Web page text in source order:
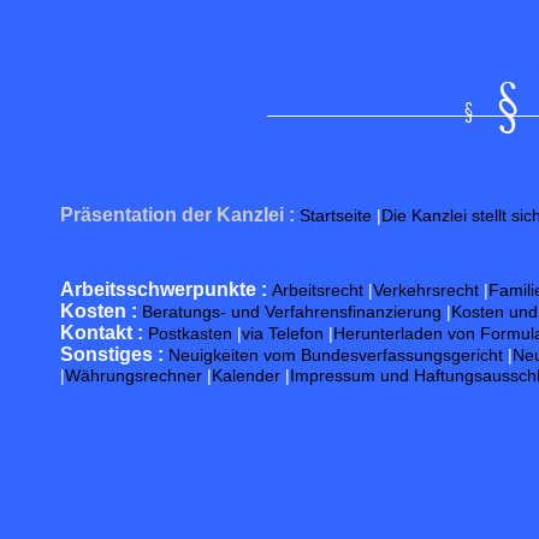
Präsentation der Kanzlei : Startseite |Die Kanzlei stellt
Arbeitsschwerpunkte : Arbeitsrecht |Verkehrsrecht |
Kosten : Beratungs- und Verfahrensfinanzierung |Kosten
Kontakt : Postkasten |via Telefon |Herunterladen von
Sonstiges : Neuigkeiten vom Bundesverfassungsgericht |
|Währungsrechner |Kalender |Impressum und